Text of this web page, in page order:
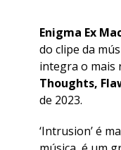
Enigma Ex
do clipe da
integra o mais
Thoughts,
de 2023.
‘Intrusion’ é